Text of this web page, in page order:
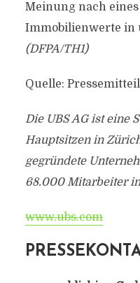
Meinung nach
Immobilienwerte in
(DFPA/TH1)
Quelle:
Die UBS AG ist eine
Hauptsitzen in
gegründete
68.000 Mitarbeiter
www.ubs.com